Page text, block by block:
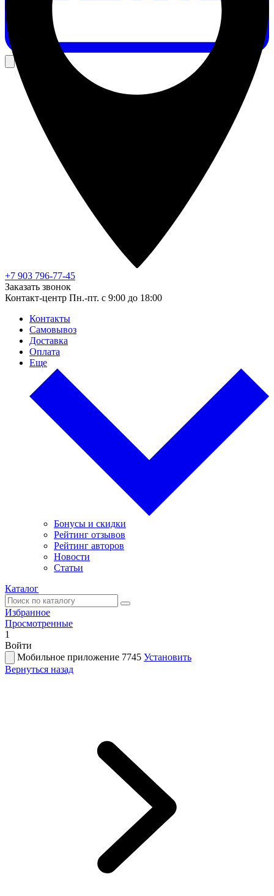
+7 903 796-77-45
Заказать звонок
Контакт-центр Пн.-пт. с 9:00 до 18:00
Контакты
Самовывоз
Доставка
Оплата
Еще
Бонусы и скидки
Рейтинг отзывов
Рейтинг авторов
Новости
Статьи
Каталог
Избранное
Просмотренные
1
Войти
Мобильное приложение 7745 Установить
Вернуться назад